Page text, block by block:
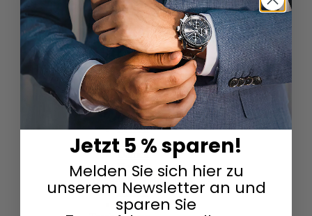
Damen
Herren
Skelettuhren
Damen
Herren
Smartwatches
Damen
Herren
Solaruhren
Herren
Damen
Sportuhren
Damen
Herren
Swarovski & Edelsteine
Damen
Herren
Jetzt 5 % sparen!
Melden Sie sich hier zu
unserem Newsletter an und
sparen Sie